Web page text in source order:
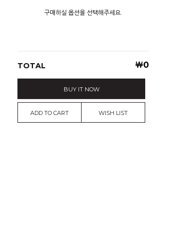
구매하실 옵션을 선택해주세요.
TOTAL ￦0
BUY IT NOW
ADD TO CART WISH LIST